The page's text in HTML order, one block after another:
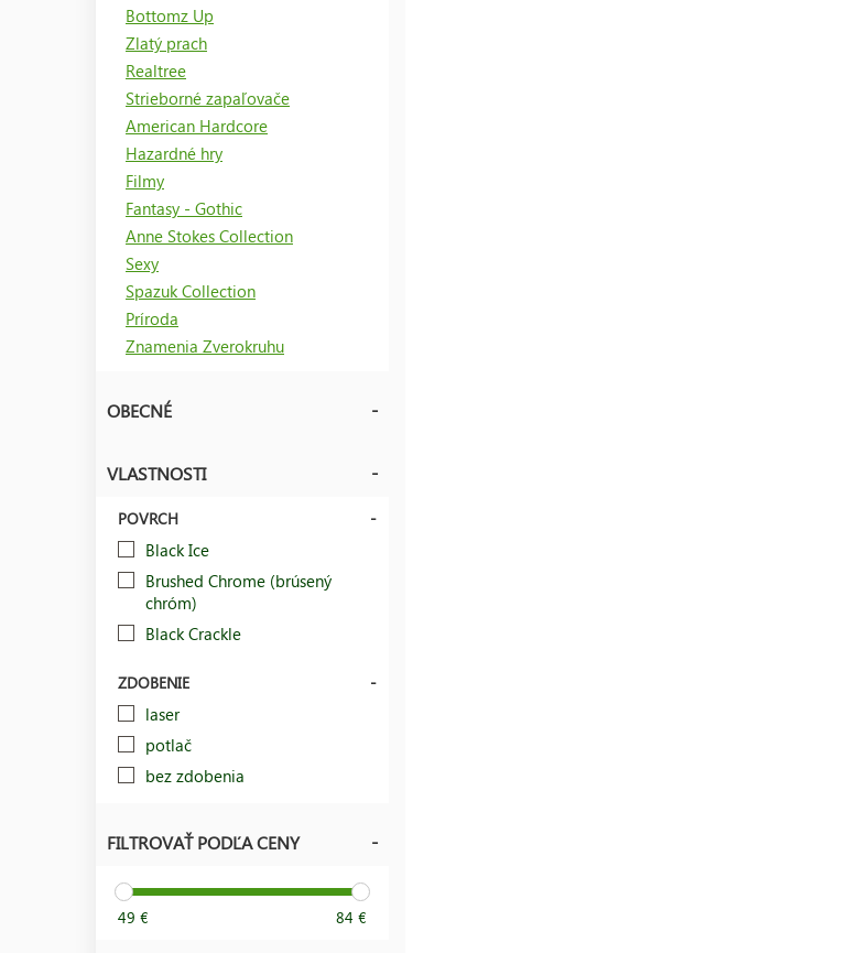
Bottomz Up
Zlatý prach
Realtree
Strieborné zapaľovače
American Hardcore
Hazardné hry
Filmy
Fantasy - Gothic
Anne Stokes Collection
Sexy
Spazuk Collection
Príroda
Znamenia Zverokruhu
OBECNÉ
VLASTNOSTI
POVRCH
Black Ice
Brushed Chrome (brúsený
chróm)
Black Crackle
ZDOBENIE
laser
potlač
bez zdobenia
FILTROVAŤ PODĽA CENY
49 € 84 €